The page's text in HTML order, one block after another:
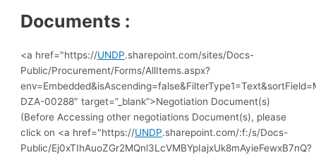
Documents :
<a href="https://UNDP.sharepoint.com/sites/Docs-
Public/Procurement/Forms/AllItems.aspx?
DZA-00288″ target=”_blank”>Negotiation Document(s)
(Before Accessing other negotiations Document(s), please
click on <a href="https://UNDP.sharepoint.com/:f:/s/Docs-
Public/Ej0xTIhAuoZGr2MQnl3LcVMBYpIajxUk8mAyieFewxB7nQ?